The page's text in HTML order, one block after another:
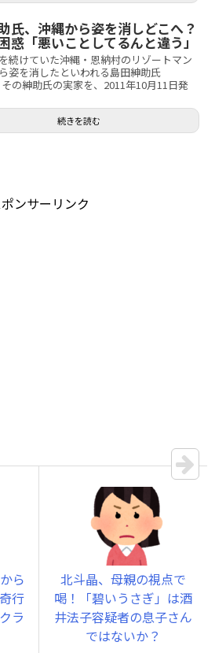
氏、沖縄から姿を消しどこへ？
惑「悪いことしてるんと違う」
続けていた沖縄・恩納村のリゾートマン
姿を消したといわれる島田紳助氏
その紳助氏の実家を、2011年10月11日発
続きを読む
ンサーリンク
ら
行
ラ
北斗晶、母親の視点で
喝！「碧いうさぎ」は酒
井法子容疑者の息子さん
ではないか？